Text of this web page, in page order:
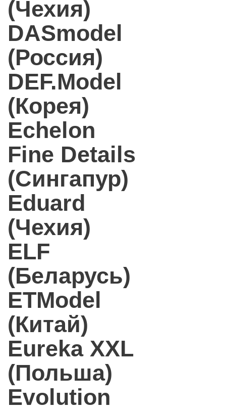
(Чехия)
DASmodel
(Россия)
DEF.Model
(Корея)
Echelon
Fine Details
(Сингапур)
Eduard
(Чехия)
ELF
(Беларусь)
ETModel
(Китай)
Eureka XXL
(Польша)
Evolution